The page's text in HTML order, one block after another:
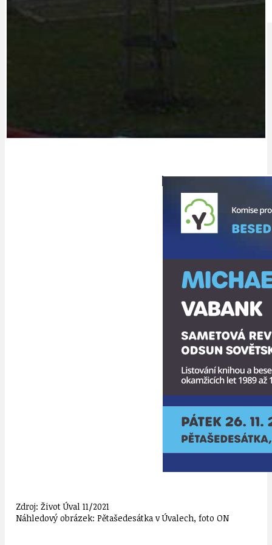
Zdroj: Život Úval 11/2021
Náhledový obrázek: Pětašedesátka v Úvalech, foto ON